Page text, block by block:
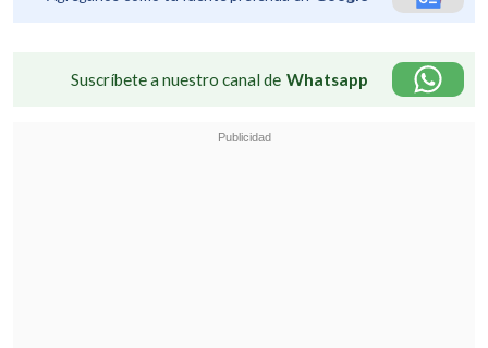
Suscríbete a nuestro canal de Whatsapp